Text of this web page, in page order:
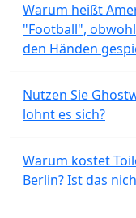
Warum heißt
"Football",
den Händen
Nutzen Sie
lohnt es sich?
Warum kostet
Berlin? Ist das